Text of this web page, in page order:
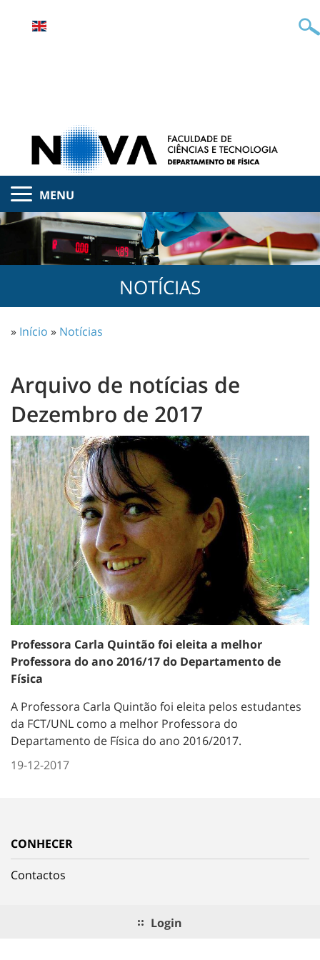
MENU
NOTÍCIAS
» Início » Notícias
Arquivo de notícias de
Dezembro de 2017
Professora Carla Quintão foi eleita a melhor
Professora do ano 2016/17 do Departamento de
Física
A Professora Carla Quintão foi eleita pelos estudantes
da FCT/UNL como a melhor Professora do
Departamento de Física do ano 2016/2017.
19-12-2017
CONHECER
Contactos
Login